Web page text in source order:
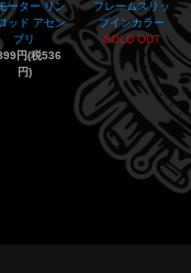
ーター リン
ッド アセン
ブリ
円(税536
円)
フレームスリッ
プインカラー
SOLD OUT